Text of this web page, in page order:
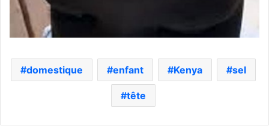
domestique enfant Kenya sel
tête